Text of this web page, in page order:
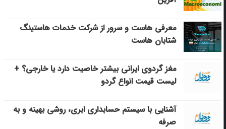
معرفی هاست و سرور از شرکت خدمات هاستینگ
شتابان هاست
مغز گردوی ایرانی بیشتر خاصیت دارد یا خارجی؟ +
لیست قیمت انواع گردو
آشنایی با سیستم حسابداری ابری، روشی بهینه و به
صرفه